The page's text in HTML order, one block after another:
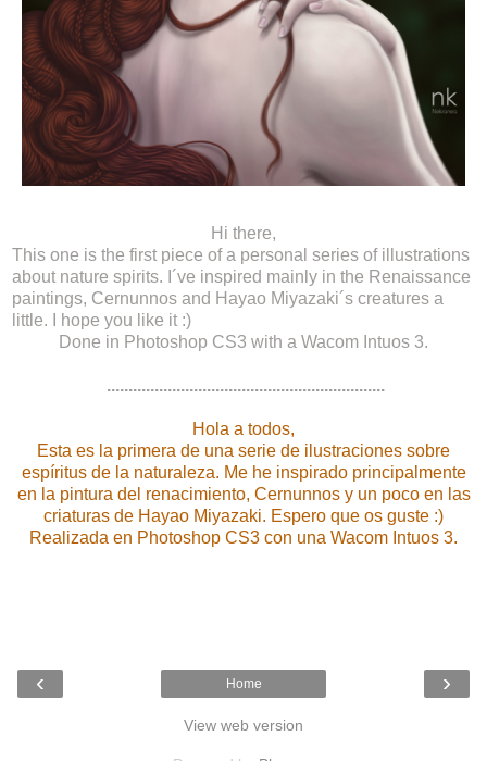
Hi there,
This one is the first piece of a personal series of illustrations
about nature spirits. I´ve inspired mainly in the Renaissance
paintings, Cernunnos and Hayao Miyazaki´s creatures a
little. I hope you like it :)
Done in Photoshop CS3 with a Wacom Intuos 3.
................................................................
Hola a todos,
Esta es la primera de una serie de ilustraciones sobre
espíritus de la naturaleza. Me he inspirado principalmente
en la pintura del renacimiento, Cernunnos y un poco en las
criaturas de Hayao Miyazaki. Espero que os guste :)
Realizada en Photoshop CS3 con una Wacom Intuos 3.
‹ ›
Home
View web version